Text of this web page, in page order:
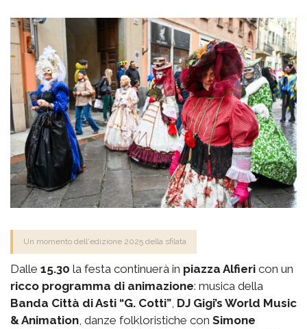
Un momento dell'edizione 2025 della sfilata
Dalle 15.30 la festa continuerà in piazza Alfieri con un
ricco programma di animazione: musica della
Banda Città di Asti “G. Cotti” DJ Gigi’s World Music
& Animation , danze folkloristiche con Simone